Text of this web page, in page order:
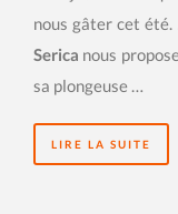
nous gâter cet été.
Serica nous
sa plongeuse …
LIRE LA SUITE